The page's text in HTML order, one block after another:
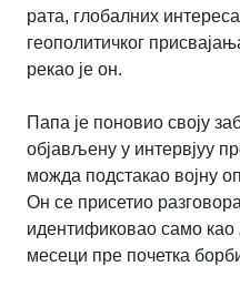
рата, глобалних
геополитичког
рекао је он.
Папа је поновио своју
објављену у интервјуу
можда подстакао војну
Он се присетио
идентификовао само као
месеци пре почетка